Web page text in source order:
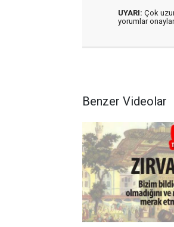
UYARI: Çok
yorumlar
Benzer Videolar